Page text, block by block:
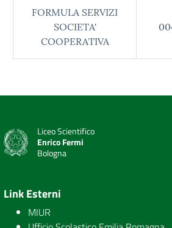
FORMULA SERVIZI
SOCIETA'
COOPERATIVA
Liceo Scientifico
Enrico Fermi
Bologna
Link Esterni
MIUR